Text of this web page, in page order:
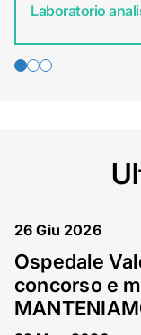
Laboratorio
26 Giu 2026
Ospedale
concorso e